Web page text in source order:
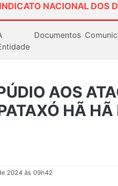
NACIONAL DOS
Documentos
AOS
HÃ
2024 às 09h42